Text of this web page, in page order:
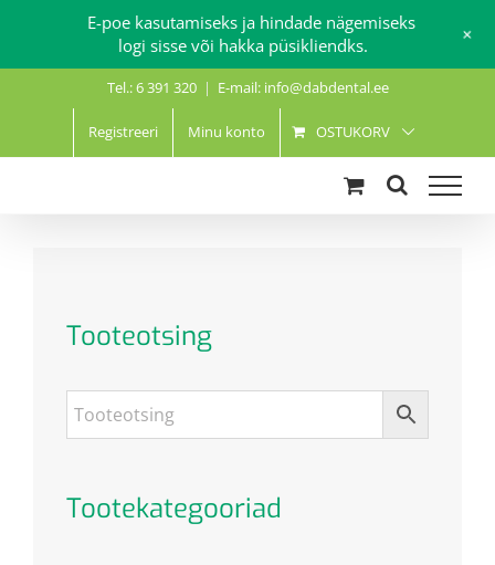
Tel.: 6 391 320 | E-mail: info@dabdental.ee
Registreeri Minu konto OSTUKORV
Tooteotsing
Tootekategooriad
E-poe kasutamiseks ja hindade nägemiseks
logi sisse või hakka püsikliendks.
+